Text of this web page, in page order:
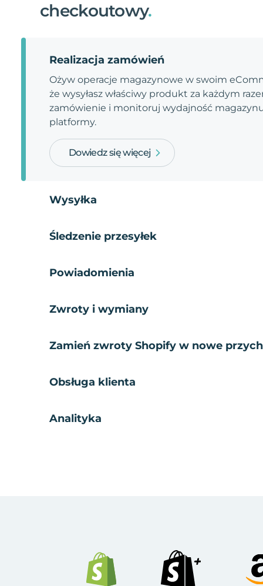
checkoutowy.
Realizacja zamówień
Ożyw operacje magazynowe w swoim
że wysyłasz właściwy produkt za każdym
zamówienie i monitoruj wydajność
platformy.
Dowiedz się więcej
Wysyłka
Śledzenie przesyłek
Powiadomienia
Zwroty i wymiany
Zamień zwroty Shopify w nowe
Obsługa klienta
Analityka